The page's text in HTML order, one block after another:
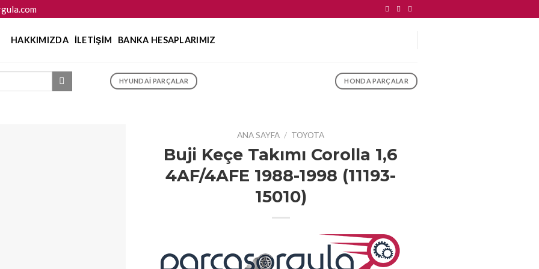
HAKKIMIZDA İLETIŞIM BANKA HESAPLARIMIZ
HYUNDAI PARÇALAR HONDA PARÇALAR
ANA SAYFA / TOYOTA
Buji Keçe Takımı Corolla 1,6
4AF/4AFE 1988-1998 (11193-
15010)